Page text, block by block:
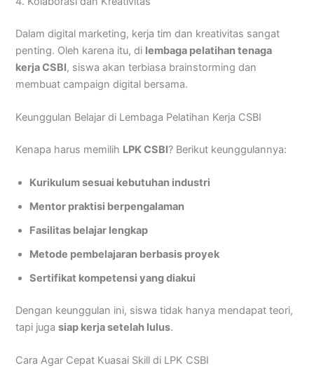
Dalam digital marketing, kerja tim dan kreativitas sangat
penting. Oleh karena itu, di lembaga pelatihan tenaga
kerja CSBI, siswa akan terbiasa brainstorming dan
membuat campaign digital bersama.
Keunggulan Belajar di Lembaga Pelatihan Kerja CSBI
Kenapa harus memilih LPK CSBI? Berikut keunggulannya:
Kurikulum sesuai kebutuhan industri
Mentor praktisi berpengalaman
Fasilitas belajar lengkap
Metode pembelajaran berbasis proyek
Sertifikat kompetensi yang diakui
Dengan keunggulan ini, siswa tidak hanya mendapat teori,
tapi jugasiap kerja setelah lulus.
Cara Agar Cepat Kuasai Skill di LPK CSBI